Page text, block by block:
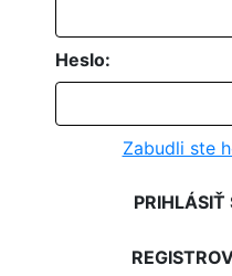
Heslo:
Zabudli ste
PRIHLÁSIŤ